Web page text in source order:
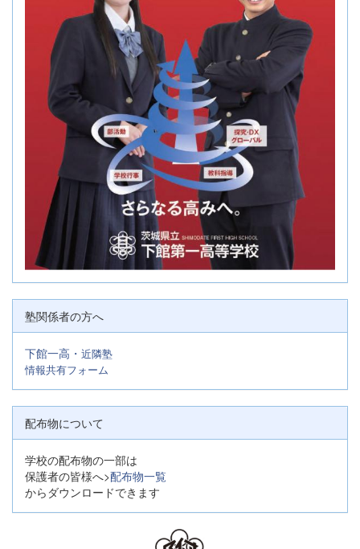
塾関係者の方へ
下館一高・ 近隣塾
情報共有フォーム
配布物について
学校の配布物の一部は
保護者の皆様へ>配布物一覧
からダウンロードできます